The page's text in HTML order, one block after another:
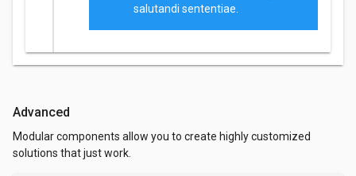
salutandi sententiae.
Advanced
Modular components allow you to create highly customized
solutions that just work.